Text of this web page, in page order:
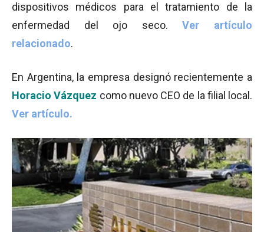
dispositivos médicos para el tratamiento de la
enfermedad del ojo seco.Ver artículo
relacionado.
En Argentina, la empresa designó recientemente a
Horacio Vázquez como nuevo CEO de la filial local.
Ver artículo.